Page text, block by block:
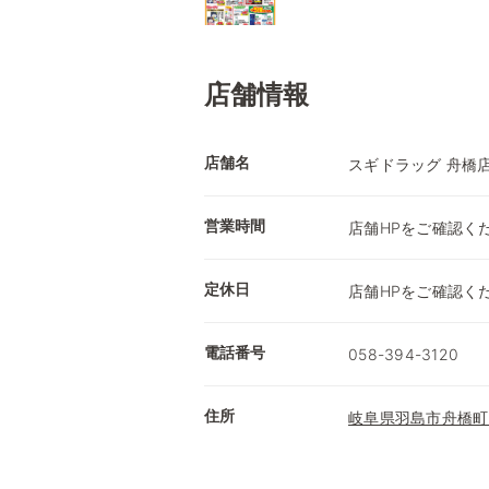
店舗情報
店舗名 スギドラッグ 舟橋
営業時間 店舗HPをご確認く
定休日 店舗HPをご確認く
電話番号 058-394-3120
住所 岐阜県羽島市舟橋